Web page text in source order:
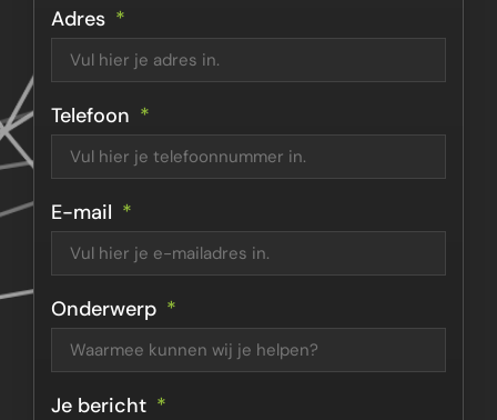
Adres
Telefoon
E-mail
Onderwerp
Je bericht